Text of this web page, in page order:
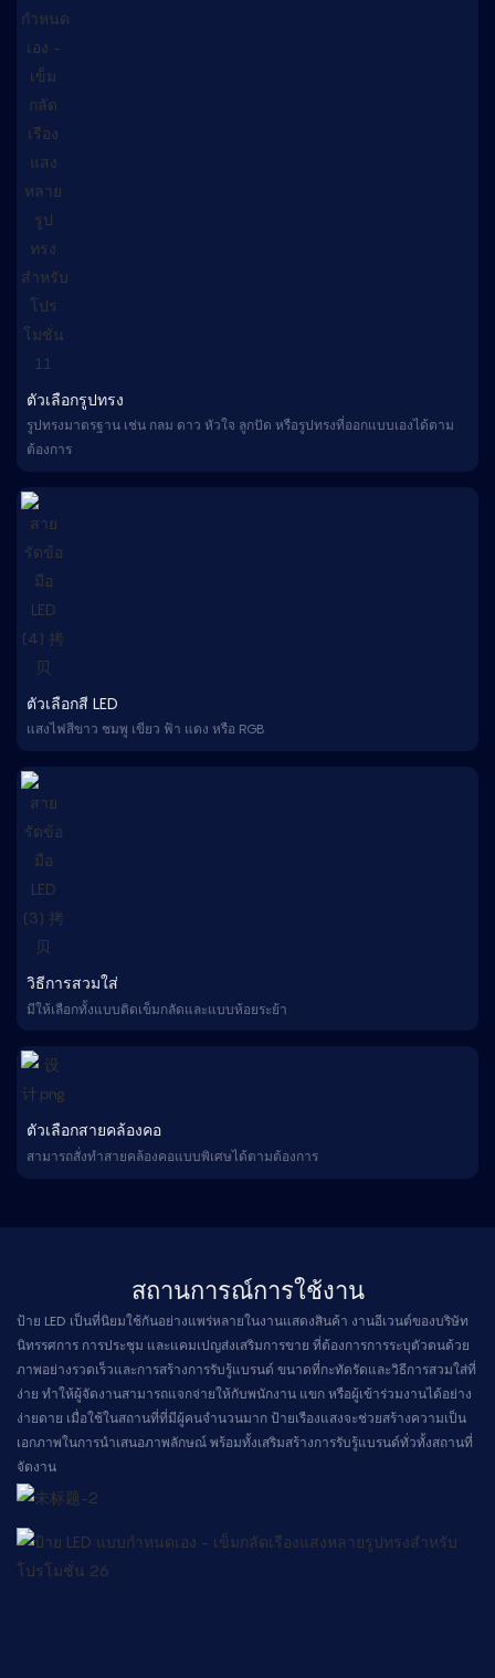
ตัวเลือกรูปทรง
รูปทรงมาตรฐาน เช่น กลม ดาว หัวใจ ลูกปัด หรือรูปทรงที่ออกแบบเองได้ตาม
ต้องการ
ตัวเลือกสี LED
แสงไฟสีขาว ชมพู เขียว ฟ้า แดง หรือ RGB
วิธีการสวมใส่
มีให้เลือกทั้งแบบติดเข็มกลัดและแบบห้อยระย้า
ตัวเลือกสายคล้องคอ
สามารถสั่งทำสายคล้องคอแบบพิเศษได้ตามต้องการ
สถานการณ์การใช้งาน
ป้าย LED เป็นที่นิยมใช้กันอย่างแพร่หลายในงานแสดงสินค้า งานอีเวนต์ของบริษัท
นิทรรศการ การประชุม และแคมเปญส่งเสริมการขาย ที่ต้องการการระบุตัวตนด้วย
ภาพอย่างรวดเร็วและการสร้างการรับรู้แบรนด์ ขนาดที่กะทัดรัดและวิธีการสวมใส่ที่
ง่าย ทำให้ผู้จัดงานสามารถแจกจ่ายให้กับพนักงาน แขก หรือผู้เข้าร่วมงานได้อย่าง
ง่ายดาย เมื่อใช้ในสถานที่ที่มีผู้คนจำนวนมาก ป้ายเรืองแสงจะช่วยสร้างความเป็น
เอกภาพในการนำเสนอภาพลักษณ์ พร้อมทั้งเสริมสร้างการรับรู้แบรนด์ทั่วทั้งสถานที่
จัดงาน